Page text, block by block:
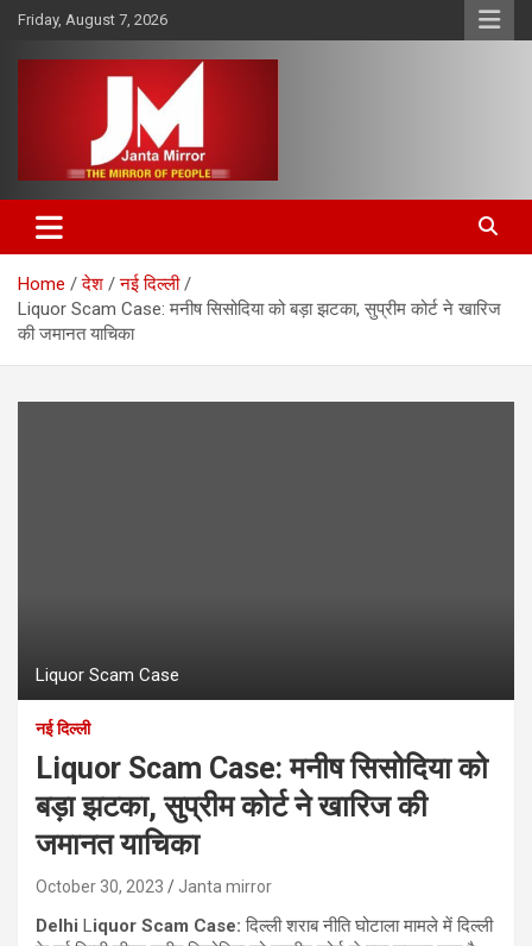
Skip
content
Friday, August 7, 2026
Janta Mirror
Home देश
नई दिल्ली
Liquor Scam Case: मनीष सिसोदिया को बड़ा झटका, सुप्रीम कोर्ट ने खारिज
की जमानत याचिका
Liquor Scam Case
नई दिल्ली
Liquor Scam Case: मनीष सिसोदिया को
बड़ा झटका, सुप्रीम कोर्ट ने खारिज की
जमानत याचिका
October 30, 2023 Janta mirror
Delhi Liquor Scam Case: दिल्‍ली शराब नीति घोटाला मामले में दिल्‍ली